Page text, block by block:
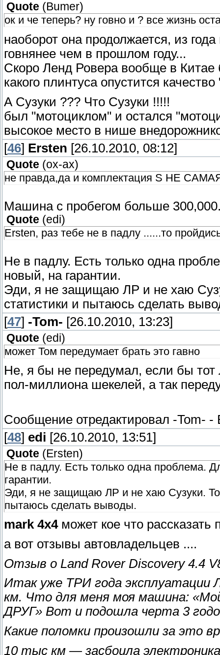
Quote ( Bumer)
ок и че теперь? ну говно и ? все жизнь
наоборот она продолжается, из
говнянее чем в прошлом году...
Скоро Ленд Ровера вообще в Китае
какого плинтуса опустится
А Сузуки ??? Что Сузуки !!!!!
был "мотоциклом" и остался
высокое место в нише
[46] Ersten [26.10.2010, 08:12]
Quote (ох-ах)
не правда,да и комплектация S НЕ
Машина с пробегом больше
Quote (edi)
Ersten, раз тебе не в падлу ......то
Не в падлу. Есть только одна
новый, на гарантии.
Эди, я не защищаю ЛР и не хаю
статистики и пытаюсь сделать
[47] -Tom- [26.10.2010, 13:23]
Quote (edi)
может Том передумает брать это гавно
Не, я бы не передумал, если бы тот
пол-миллиона шекелей, а так
Сообщение отредактировал -Tom- -
[48] edi [26.10.2010, 13:51]
Quote (Ersten)
Не в падлу. Есть только одна проблема.
гарантии.
Эди, я не защищаю ЛР и не хаю Сузуки.
пытаюсь сделать выводы.
mark 4x4 может кое что рассказать
а вот отзывы автовладельцев ....
Отзыв о Land Rover Discovery 4.4
Итак уже ТРИ года эксплуатации
км. Что для меня моя машина:
ДРУГ» Вот и подошла черта 3
Какие поломки произошли за это
10 тыс км — засбоила